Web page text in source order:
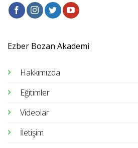
Ezber Bozan Akademi
Hakkımızda
Eğitimler
Videolar
İletişim